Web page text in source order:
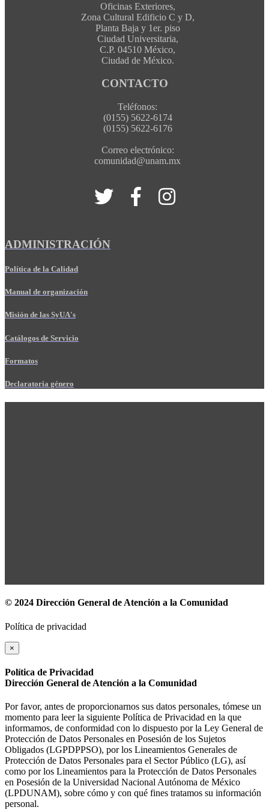
Oficinas Exteriores,
Zona Cultural Edificio C y D,
Planta Baja y 1er. piso
Ciudad Universitaria,
C.P. 04510 México,
Ciudad de México.
CONTACTO
Teléfonos:
(0155) 5622-6174
(0155) 5622-6176
Correo electrónico:
comunidad@unam.mx
ADMINISTRACIÓN
Política de la Calidad
Manual de organización
Misión de las SyUA's
Catálogos de Servicio
Formatos
Declaratoria género
© 2024 Dirección General de Atención a la Comunidad
Política de privacidad
×
Política de Privacidad
Dirección General de Atención a la Comunidad
Por favor, antes de proporcionarnos sus datos personales, tómese un
momento para leer la siguiente Política de Privacidad en la que
informamos, de conformidad con lo dispuesto por la Ley General de
Protección de Datos Personales en Posesión de los Sujetos
Obligados (LGPDPPSO), por los Lineamientos Generales de
Protección de Datos Personales para el Sector Público (LG), así
como por los Lineamientos para la Protección de Datos Personales
en Posesión de la Universidad Nacional Autónoma de México
(LPDUNAM), sobre cómo y con qué fines tratamos su información
personal.